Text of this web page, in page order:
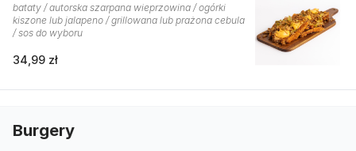
bataty / autorska szarpana wieprzowina / ogórki
kiszone lub jalapeno / grillowana lub prażona cebula
/ sos do wyboru
34,99 zł
Burgery